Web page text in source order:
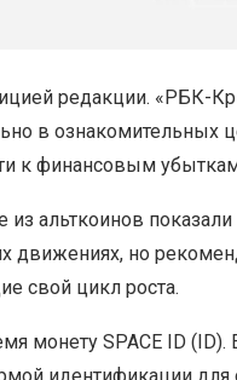
редакции. «РБК-
в ознакомительных
к финансовым
альткоинов показали
движениях, но
свой цикл роста.
SPACE ID (ID).
идентификации для